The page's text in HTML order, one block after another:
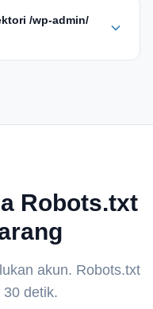
/wp-admin/
Robots.txt
akun. Robots.txt
detik.